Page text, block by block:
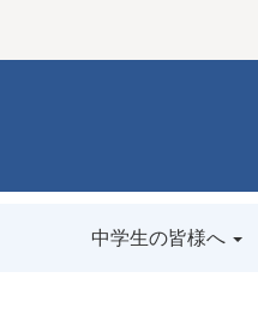
中学生の皆様へ